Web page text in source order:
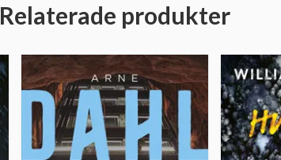
Relaterade produkter